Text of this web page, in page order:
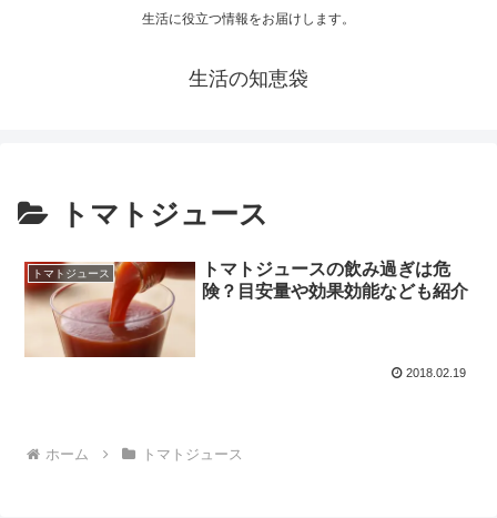
生活に役立つ情報をお届けします。
生活の知恵袋
トマトジュース
トマトジュース
トマトジュースの飲み過ぎは危
険？目安量や効果効能なども紹介
2018.02.19
ホーム トマトジュース